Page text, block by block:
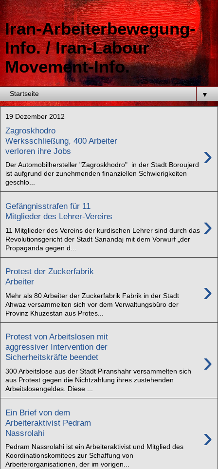
Iran-Arbeiterbewegung-
Info. / Iran-Labour
Movement-Info.
▼
19 Dezember 2012
Zagroskhodro
Werksschließung, 400 Arbeiter
verloren ihre Jobs
›
Der Automobilhersteller "Zagroskhodro" in der Stadt Boroujerd
ist aufgrund der zunehmenden finanziellen Schwierigkeiten
geschlo...
Gefängnisstrafen für 11
Mitglieder des Lehrer-Vereins
›
11 Mitglieder des Vereins der kurdischen Lehrer sind durch das
Revolutionsgericht der Stadt Sanandaj mit dem Vorwurf „der
Propaganda gegen d...
Protest der Zuckerfabrik
Arbeiter
›
Mehr als 80 Arbeiter der Zuckerfabrik Fabrik in der Stadt
Ahwaz versammelten sich vor dem Verwaltungsbüro der
Provinz Khuzestan aus Protes...
Protest von Arbeitslosen mit
aggressiver Intervention der
Sicherheitskräfte beendet
›
300 Arbeitslose aus der Stadt Piranshahr versammelten sich
aus Protest gegen die Nichtzahlung ihres zustehenden
Arbeitslosengeldes. Diese ...
Ein Brief von dem
Arbeiteraktivist Pedram
Nassrolahi
›
Pedram Nassrolahi ist ein Arbeiteraktivist und Mitglied des
Koordinationskomitees zur Schaffung von
Arbeiterorganisationen, der im vorigen...